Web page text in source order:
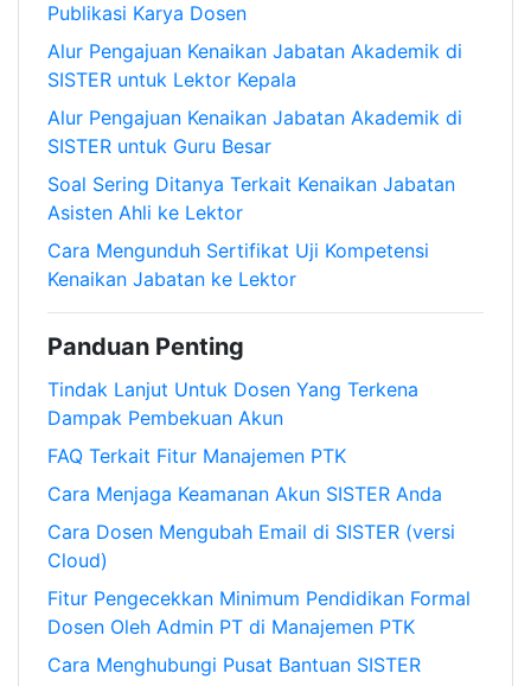
Publikasi Karya Dosen
Alur Pengajuan Kenaikan Jabatan Akademik di
SISTER untuk Lektor Kepala
Alur Pengajuan Kenaikan Jabatan Akademik di
SISTER untuk Guru Besar
Soal Sering Ditanya Terkait Kenaikan Jabatan
Asisten Ahli ke Lektor
Cara Mengunduh Sertifikat Uji Kompetensi
Kenaikan Jabatan ke Lektor
Panduan Penting
Tindak Lanjut Untuk Dosen Yang Terkena
Dampak Pembekuan Akun
FAQ Terkait Fitur Manajemen PTK
Cara Menjaga Keamanan Akun SISTER Anda
Cara Dosen Mengubah Email di SISTER (versi
Cloud)
Fitur Pengecekkan Minimum Pendidikan Formal
Dosen Oleh Admin PT di Manajemen PTK
Cara Menghubungi Pusat Bantuan SISTER